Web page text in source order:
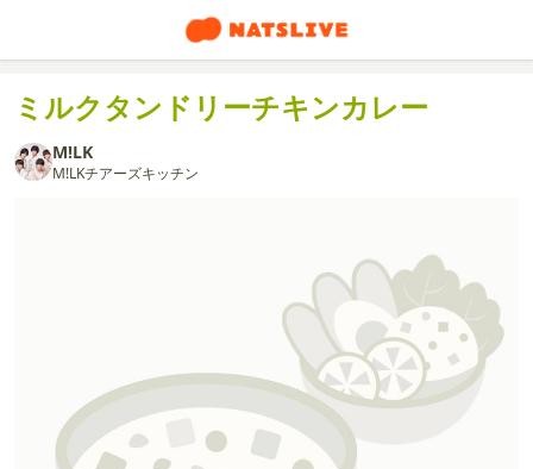
ミルクタンドリーチキンカレー
M!LK
M!LKチアーズキッチン